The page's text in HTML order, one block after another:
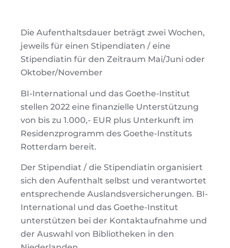
Die Aufenthaltsdauer beträgt zwei Wochen,
jeweils für einen Stipendiaten / eine
Stipendiatin für den Zeitraum Mai/Juni oder
Oktober/November
BI-International und das Goethe-Institut
stellen 2022 eine finanzielle Unterstützung
von bis zu 1.000,- EUR plus Unterkunft im
Residenzprogramm des Goethe-Instituts
Rotterdam bereit.
Der Stipendiat / die Stipendiatin organisiert
sich den Aufenthalt selbst und verantwortet
entsprechende Auslandsversicherungen. BI-
International und das Goethe-Institut
unterstützen bei der Kontaktaufnahme und
der Auswahl von Bibliotheken in den